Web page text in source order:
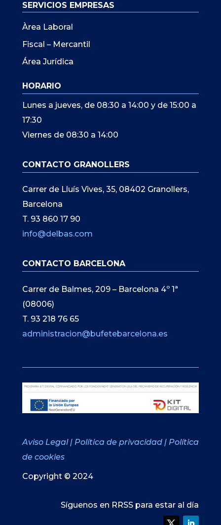
SERVICIOS EMPRESAS
Àrea Laboral
Fiscal – Mercantil
Área Jurídica
HORARIO
Lunes a jueves, de 08:30 a 14:00 y de 15:00 a
17:30
Viernes de 08:30 a 14:00
CONTACTO GRANOLLERS
Carrer de Lluís Vives, 35, 08402 Granollers,
Barcelona
T. 93 860 17 90
info@delbas.com
CONTACTO BARCELONA
Carrer de Balmes, 209 – Barcelona 4º 1ª
(08006)
T. 93 218 76 65
administracion@bufetebarcelona.es
Aviso Legal | Política de privacidad | Política
de cookies
Copyright © 2024
Síguenos en RRSS para estar al día